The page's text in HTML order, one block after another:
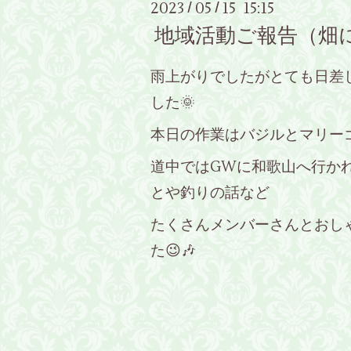
2023 / 05 / 15 15:15
地域活動ご報告（畑
雨上がりでしたがとても日
した🌞
本日の作業はバジルとマリー
道中ではGWに和歌山へ行か
とや釣りの話など
たくさんメンバーさんとお
た😉🎶